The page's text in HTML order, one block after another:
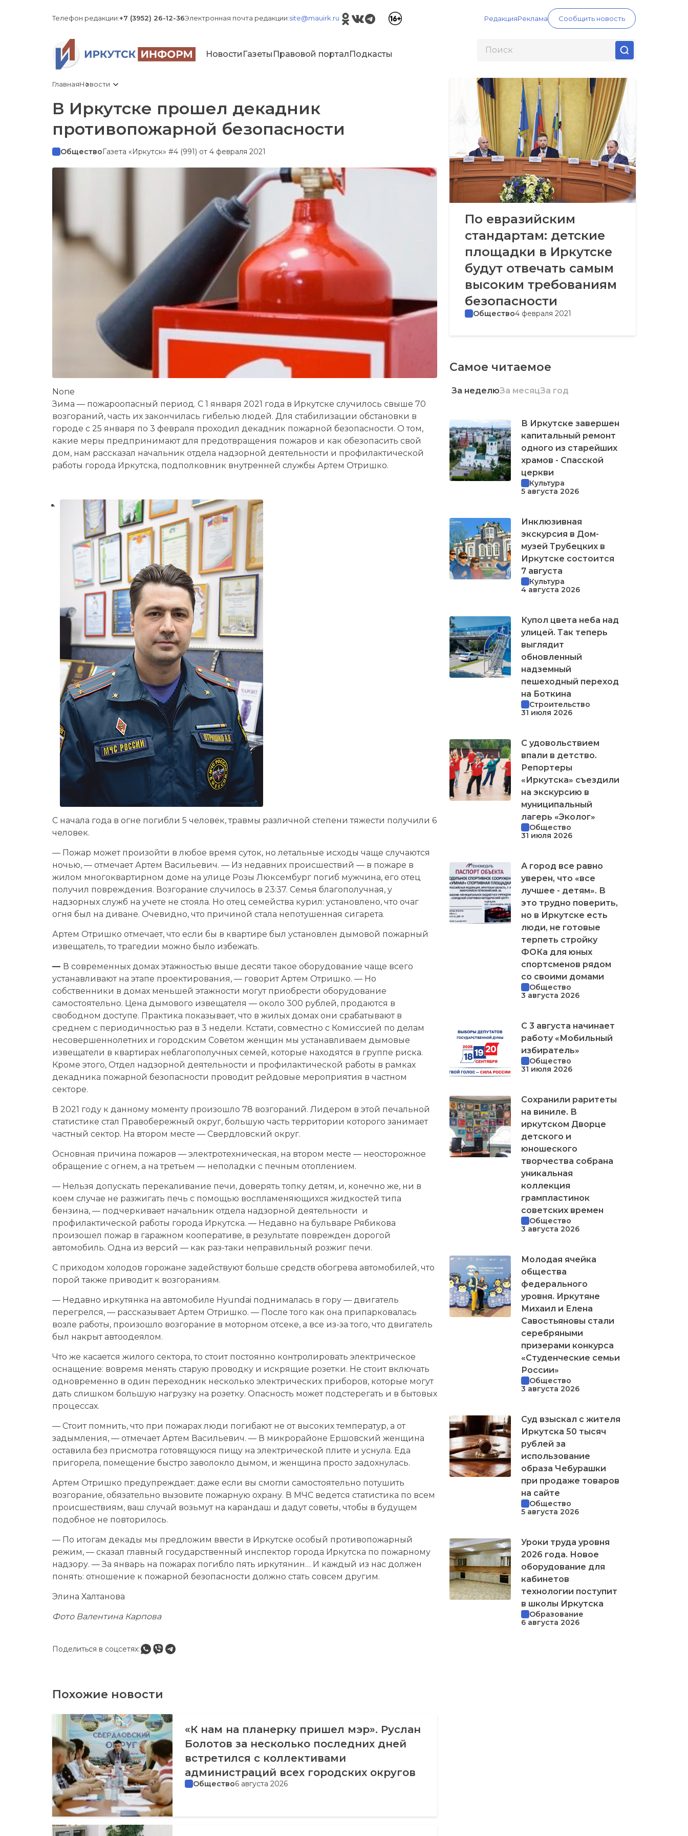
Телефон редакции:+7 (3952) 26-12-36Электронная почта редакции:site@mauirk.ru РедакцияРеклама Сообщить новость
Новости Газеты Правовой портал Подкасты
ГлавнаяНовости
В Иркутске прошел декадник
противопожарной безопасности
Общество Газета «Иркутск» #4 (991) от 4 февраля 2021
None
Зима — пожароопасный период. С 1 января 2021 года в Иркутске случилось свыше 70
возгораний, часть их закончилась гибелью людей. Для стабилизации обстановки в
городе с 25 января по 3 февраля проходил декадник пожарной безопасности. О том,
какие меры предпринимают для предотвращения пожаров и как обезопасить свой
дом, нам рассказал начальник отдела надзорной деятельности и профилактической
работы города Иркутска, подполковник внутренней службы Артем Отришко.
С начала года в огне погибли 5 человек, травмы различной степени тяжести получили 6
человек.
— Пожар может произойти в любое время суток, но летальные исходы чаще случаются
ночью, — отмечает Артем Васильевич. — Из недавних происшествий — в пожаре в
жилом многоквартирном доме на улице Розы Люксембург погиб мужчина, его отец
получил повреждения. Возгорание случилось в 23:37. Семья благополучная, у
надзорных служб на учете не стояла. Но отец семейства курил: установлено, что очаг
огня был на диване. Очевидно, что причиной стала непотушенная сигарета.
Артем Отришко отмечает, что если бы в квартире был установлен дымовой пожарный
извещатель, то трагедии можно было избежать.
— В современных домах этажностью выше десяти такое оборудование чаще всего
устанавливают на этапе проектирования, — говорит Артем Отришко. — Но
собственники в домах меньшей этажности могут приобрести оборудование
самостоятельно. Цена дымового извещателя — около 300 рублей, продаются в
свободном доступе. Практика показывает, что в жилых домах они срабатывают в
среднем с периодичностью раз в 3 недели. Кстати, совместно с Комиссией по делам
несовершеннолетних и городским Советом женщин мы устанавливаем дымовые
извещатели в квартирах неблагополучных семей, которые находятся в группе риска.
Кроме этого, Отдел надзорной деятельности и профилактической работы в рамках
декадника пожарной безопасности проводит рейдовые мероприятия в частном
секторе.
В 2021 году к данному моменту произошло 78 возгораний. Лидером в этой печальной
статистике стал Правобережный округ, большую часть территории которого занимает
частный сектор. На втором месте — Свердловский округ.
Основная причина пожаров — электротехническая, на втором месте — неосторожное
обращение с огнем, а на третьем — неполадки с печным отоплением.
— Нельзя допускать перекаливание печи, доверять топку детям, и, конечно же, ни в
коем случае не разжигать печь с помощью воспламеняющихся жидкостей типа
бензина, — подчеркивает начальник отдела надзорной деятельности и
профилактической работы города Иркутска. — Недавно на бульваре Рябикова
произошел пожар в гаражном кооперативе, в результате поврежден дорогой
автомобиль. Одна из версий — как раз-таки неправильный розжиг печи.
С приходом холодов горожане задействуют больше средств обогрева автомобилей, что
порой также приводит к возгораниям.
— Недавно иркутянка на автомобиле Hyundai поднималась в гору — двигатель
перегрелся, — рассказывает Артем Отришко. — После того как она припарковалась
возле работы, произошло возгорание в моторном отсеке, а все из-за того, что двигатель
был накрыт автоодеялом.
Что же касается жилого сектора, то стоит постоянно контролировать электрическое
оснащение: вовремя менять старую проводку и искрящие розетки. Не стоит включать
одновременно в один переходник несколько электрических приборов, которые могут
дать слишком большую нагрузку на розетку. Опасность может подстерегать и в бытовых
процессах.
— Стоит помнить, что при пожарах люди погибают не от высоких температур, а от
задымления, — отмечает Артем Васильевич. — В микрорайоне Ершовский женщина
оставила без присмотра готовящуюся пищу на электрической плите и уснула. Еда
пригорела, помещение быстро заволокло дымом, и женщина просто задохнулась.
Артем Отришко предупреждает: даже если вы смогли самостоятельно потушить
возгорание, обязательно вызовите пожарную охрану. В МЧС ведется статистика по всем
происшествиям, ваш случай возьмут на карандаш и дадут советы, чтобы в будущем
подобное не повторилось.
— По итогам декады мы предложим ввести в Иркутске особый противопожарный
режим, — сказал главный государственный инспектор города Иркутска по пожарному
надзору. — За январь на пожарах погибло пять иркутянин… И каждый из нас должен
понять: отношение к пожарной безопасности должно стать совсем другим.
Элина Халтанова
Фото Валентина Карпова
Поделиться в соцсетях:
Похожие новости
«К нам на планерку пришел мэр». Руслан
Болотов за несколько последних дней
встретился с коллективами
администраций всех городских округов
Общество6 августа 2026
По евразийским
стандартам: детские
площадки в Иркутске
будут отвечать самым
высоким требованиям
безопасности
Общество4 февраля 2021
Самое читаемое
За неделюЗа месяцЗа год
В Иркутске завершен
капитальный ремонт
одного из старейших
храмов - Спасской
церкви
Культура
5 августа 2026
Инклюзивная
экскурсия в Дом-
музей Трубецких в
Иркутске состоится
7 августа
Культура
4 августа 2026
Купол цвета неба над
улицей. Так теперь
выглядит
обновленный
надземный
пешеходный переход
на Боткина
Строительство
31 июля 2026
С удовольствием
впали в детство.
Репортеры
«Иркутска» съездили
на экскурсию в
муниципальный
лагерь «Эколог»
Общество
31 июля 2026
А город все равно
уверен, что «все
лучшее - детям». В
это трудно поверить,
но в Иркутске есть
люди, не готовые
терпеть стройку
ФОКа для юных
спортсменов рядом
со своими домами
Общество
3 августа 2026
С 3 августа начинает
работу «Мобильный
избиратель»
Общество
31 июля 2026
Сохранили раритеты
на виниле. В
иркутском Дворце
детского и
юношеского
творчества собрана
уникальная
коллекция
грампластинок
советских времен
Общество
3 августа 2026
Молодая ячейка
общества
федерального
уровня. Иркутяне
Михаил и Елена
Савостьяновы стали
серебряными
призерами конкурса
«Студенческие семьи
России»
Общество
3 августа 2026
Суд взыскал с жителя
Иркутска 50 тысяч
рублей за
использование
образа Чебурашки
при продаже товаров
на сайте
Общество
5 августа 2026
Уроки труда уровня
2026 года. Новое
оборудование для
кабинетов
технологии поступит
в школы Иркутска
Образование
6 августа 2026